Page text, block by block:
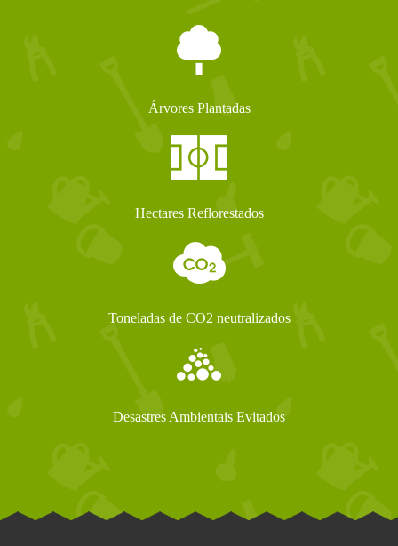
Árvores Plantadas
Hectares Reflorestados
Toneladas de CO2 neutralizados
Desastres Ambientais Evitados